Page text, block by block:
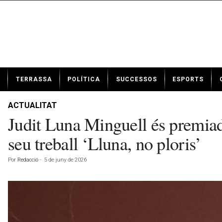
t
TERRASSA POLÍTICA SUCCESSOS ESPORTS
ACTUALITAT
Judit Luna Minguell és
seu treball ‘Lluna, no ploris’
Por Redacció - 5 de juny de 2026